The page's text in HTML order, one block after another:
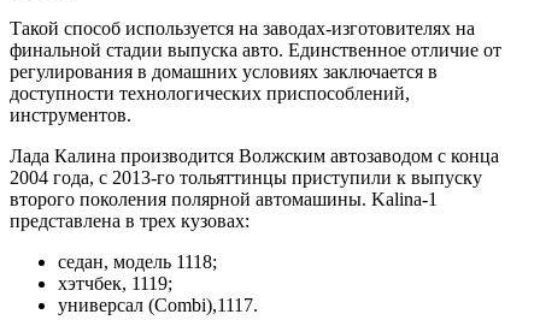
Такой способ используется на заводах-изготовителях на
финальной стадии выпуска авто. Единственное отличие от
регулирования в домашних условиях заключается в
доступности технологических приспособлений,
инструментов.
Лада Калина производится Волжским автозаводом с конца
2004 года, с 2013-го тольяттинцы приступили к выпуску
второго поколения полярной автомашины. Kalina-1
представлена в трех кузовах:
седан, модель 1118;
хэтчбек, 1119;
универсал (Combi),1117.